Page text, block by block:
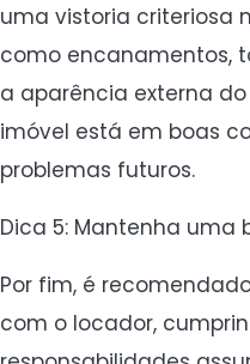
uma vistoria criteriosa
como encanamentos,
a aparência externa
imóvel está em boas
problemas futuros.
Dica 5: Mantenha
Por fim, é
com o locador,